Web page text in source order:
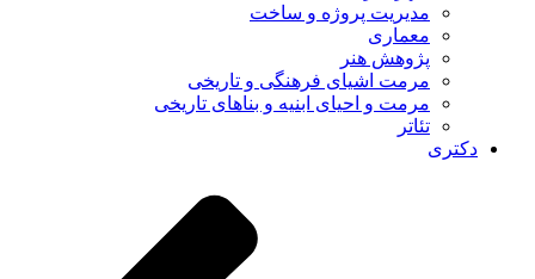
مدیریت پروژه و ساخت
معماری
پژوهش هنر
مرمت اشیای فرهنگی و تاریخی
مرمت و احیای ابنیه و بناهای تاریخی
تئاتر
دکتری